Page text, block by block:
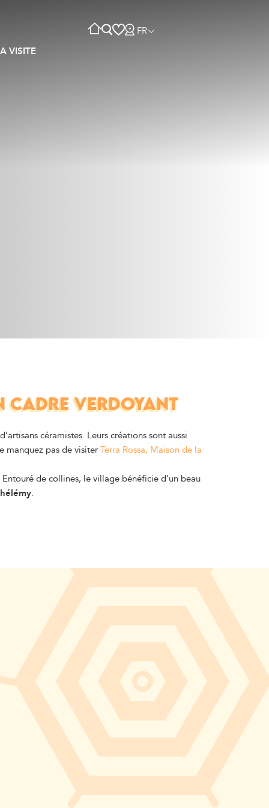
FR
VISITE
CADRE VERDOYANT
céramistes. Leurs créations sont aussi
manquez pas de visiterTerra Rossa, Maison de la
de collines, le village bénéficie d’un beau
.